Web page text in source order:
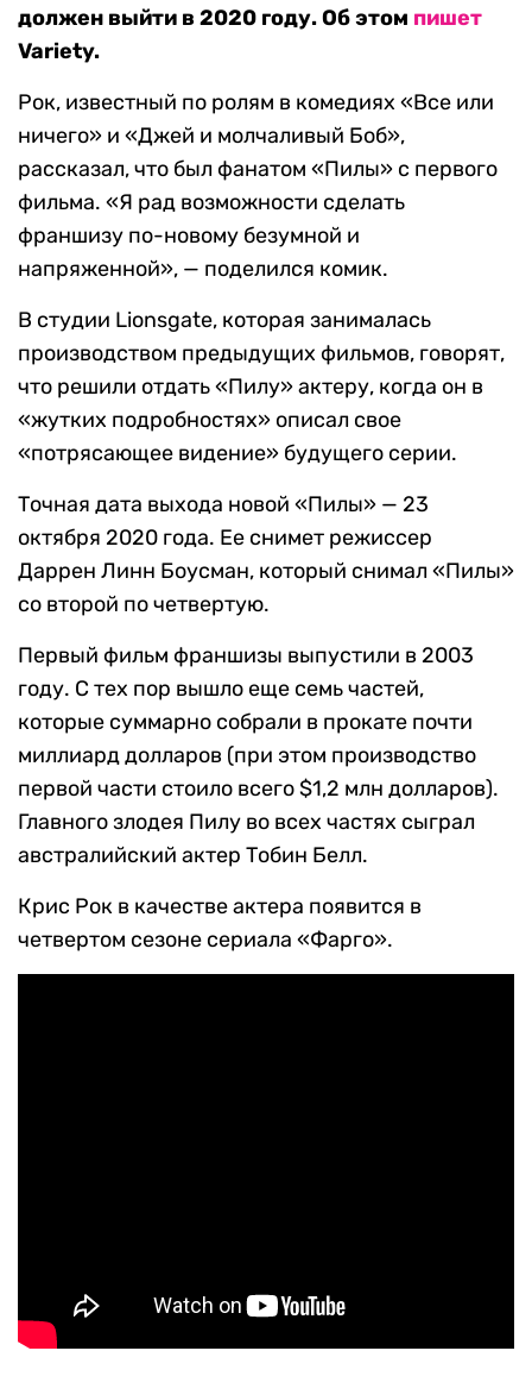
должен выйти в 2020 году. Об этом пишет
Variety.
Рок, известный по ролям в комедиях «Все или
ничего» и «Джей и молчаливый Боб»,
рассказал, что был фанатом «Пилы» с первого
фильма. «Я рад возможности сделать
франшизу по-новому безумной и
напряженной», — поделился комик.
В студии Lionsgate, которая занималась
производством предыдущих фильмов, говорят,
что решили отдать «Пилу» актеру, когда он в
«жутких подробностях» описал свое
«потрясающее видение» будущего серии.
Точная дата выхода новой «Пилы» — 23
октября 2020 года. Ее снимет режиссер
Даррен Линн Боусман, который снимал «Пилы»
со второй по четвертую.
Первый фильм франшизы выпустили в 2003
году. С тех пор вышло еще семь частей,
которые суммарно собрали в прокате почти
миллиард долларов (при этом производство
первой части стоило всего $1,2 млн долларов).
Главного злодея Пилу во всех частях сыграл
австралийский актер Тобин Белл.
Крис Рок в качестве актера появится в
четвертом сезоне сериала «Фарго».